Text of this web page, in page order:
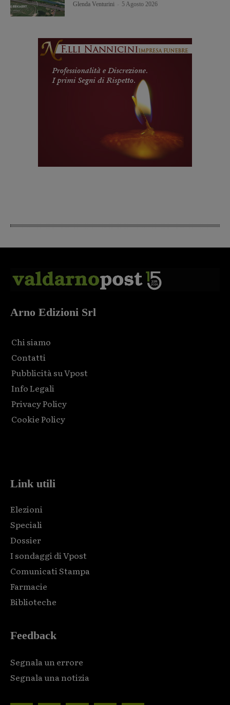
Glenda Venturini 5 Agosto 2026
Arno Edizioni Srl
Chi siamo
Contatti
Pubblicità su Vpost
Info Legali
Privacy Policy
Cookie Policy
Link utili
Elezioni
Speciali
Dossier
I sondaggi di Vpost
Comunicati Stampa
Farmacie
Biblioteche
Feedback
Segnala un errore
Segnala una notizia